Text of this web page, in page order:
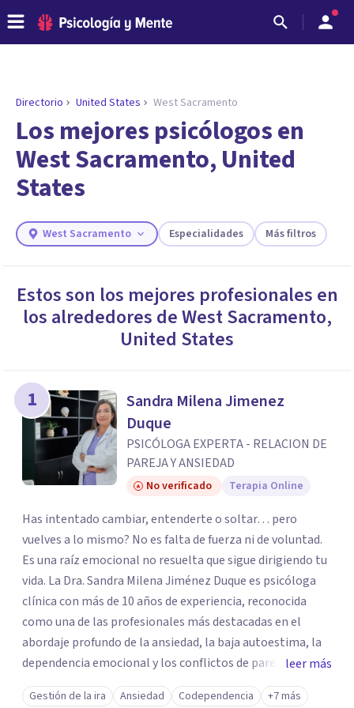
¿Necesitas ayuda para encontrar el
psicólogo adecuado?
Responde a unas breves preguntas y te ofreceremos
necesidades.
Responder cuestionario
Directorio United States West Sacramento
Los mejores psicólogos en
West Sacramento, United
States
West Sacramento Especialidades Más filtros
Estos son los mejores profesionales en
los alrededores deWest Sacramento,
United States
1
Sandra Milena Jimenez
Duque
PSICÓLOGA EXPERTA - RELACION DE
PAREJA Y ANSIEDAD
No verificado Terapia Online
Has intentado cambiar, entenderte o soltar… pero
vuelves a lo mismo? No es falta de fuerza ni de voluntad.
Es una raíz emocional no resuelta que sigue dirigiendo tu
vida. La Dra. Sandra Milena Jiménez Duque es psicóloga
clínica con más de 10 años de experiencia, reconocida
como una de las profesionales más destacadas en el
abordaje profundo de la ansiedad, la baja autoestima, la
dependencia emocional y los conflictos de pareja. Ha
trabajado con pacientes en diferentes países,
acompañando procesos complejos. Su enfoque
leer más
Gestión de la ira Ansiedad Codependencia +7 más